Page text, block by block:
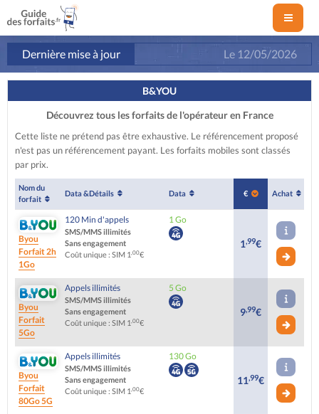
Dernière mise à jour Le 12/05/2026
B&YOU
Découvrez tous les forfaits de l'opérateur en France
Cette liste ne prétend pas être exhaustive. Le référencement proposé
n'est pas un référencement payant. Les forfaits mobiles sont classés
par prix.
Nom du
forfait
Data &Détails Data € Achat
Byou
Forfait 2h
1Go
120 Min d'appels
SMS/MMS illimités
Sans engagement
Coût unique : SIM 1 ,00€
1 Go
1,99€
Byou
Forfait
5Go
Appels illimités
SMS/MMS illimités
Sans engagement
Coût unique : SIM 1 ,00€
5 Go
9,99€
Byou
Forfait
80Go 5G
Appels illimités
SMS/MMS illimités
Sans engagement
Coût unique : SIM 1 ,00€
130 Go
11,99€